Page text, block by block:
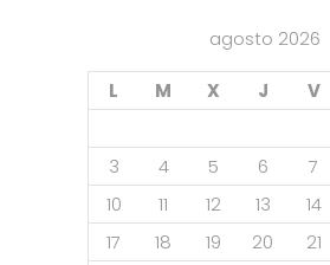
agosto 2026
L M X J V
3
4 5 6 7
10
11 12 13 14
17
18 19 20 21